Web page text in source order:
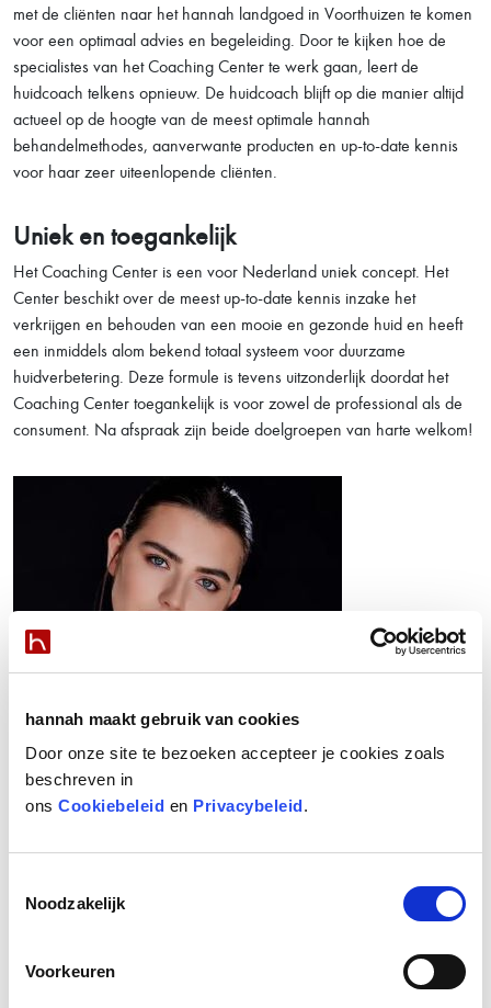
hannah maakt gebruik van cookies
Door onze site te bezoeken accepteer je cookies zoals
beschreven in
ons Cookiebeleid en Privacybeleid.
Noodzakelijk
Voorkeuren
met de cliënten naar het hannah landgoed in Voorthuizen te komen
voor een optimaal advies en begeleiding. Door te kijken hoe de
specialistes van het Coaching Center te werk gaan, leert de
huidcoach telkens opnieuw. De huidcoach blijft op die manier altijd
actueel op de hoogte van de meest optimale hannah
behandelmethodes, aanverwante producten en up-to-date kennis
voor haar zeer uiteenlopende cliënten.
Uniek en toegankelijk
Het Coaching Center is een voor Nederland uniek concept. Het
Center beschikt over de meest up-to-date kennis inzake het
verkrijgen en behouden van een mooie en gezonde huid en heeft
een inmiddels alom bekend totaal systeem voor duurzame
huidverbetering. Deze formule is tevens uitzonderlijk doordat het
Coaching Center toegankelijk is voor zowel de professional als de
consument. Na afspraak zijn beide doelgroepen van harte welkom!
Informatie aanvragen
Huidstress ALERT!